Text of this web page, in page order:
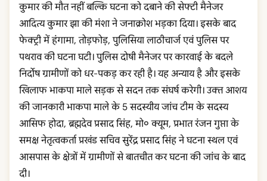
कुमार की मौत नहीं बल्कि घटना को दबाने की सेफ्टी मैनेजर
आदित्य कुमार झा की मंशा ने जनाक्रोश भड़का दिया। इसके बाद
फेक्ट्री में हंगामा, तोड़फोड़, पुलिसिया लाठीचार्ज एवं पुलिस पर
पथराव की घटना घटी। पुलिस दोषी मैनेजर पर कारवाई के बदले
निर्दोष ग्रामीणों को धर-पकड़ कर रही है। यह अन्याय है और इसके
खिलाफ भाकपा माले सड़क से सदन तक संघर्ष करेगी। उक्त आशय
की जानकारी भाकपा माले के 5 सदस्यीय जांच टीम के सदस्य
आसिफ होदा, ब्रह्मदेव प्रसाद सिंह, मो० क्यूम, प्रभात रंजन गुप्ता के
समक्ष नेतृत्वकर्ता प्रखंड सचिव सुरेंद्र प्रसाद सिंह ने घटना स्थल एवं
आसपास के क्षेत्रों में ग्रामीणों से बातचीत कर घटना की जांच के बाद
दी।